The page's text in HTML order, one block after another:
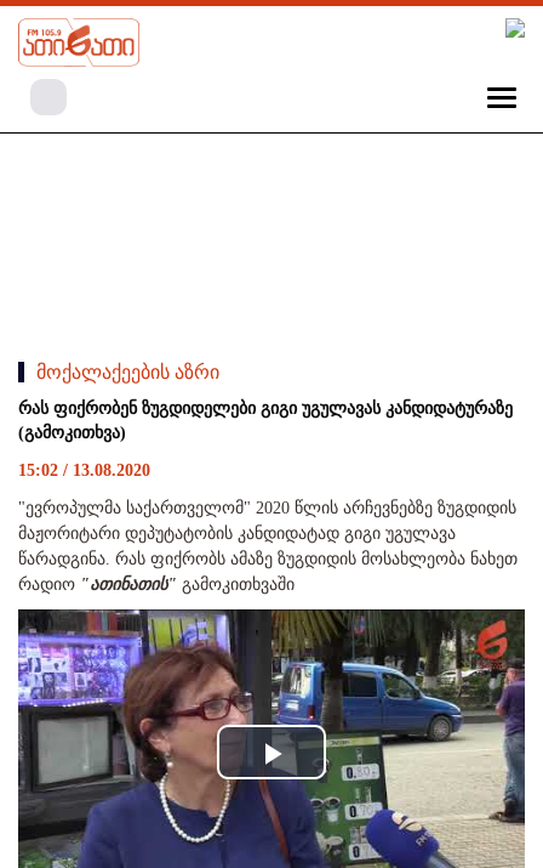
მოქალაქეების აზრი
რას ფიქრობენ ზუგდიდელები გიგი უგულავას კანდიდატურაზე
(გამოკითხვა)
15:02 / 13.08.2020
"ევროპულმა საქართველომ" 2020 წლის არჩევნებზე ზუგდიდის
მაჟორიტარი დეპუტატობის კანდიდატად გიგი უგულავა
წარადგინა. რას ფიქრობს ამაზე ზუგდიდის მოსახლეობა ნახეთ
რადიო "ათინათის" გამოკითხვაში
Play
Video